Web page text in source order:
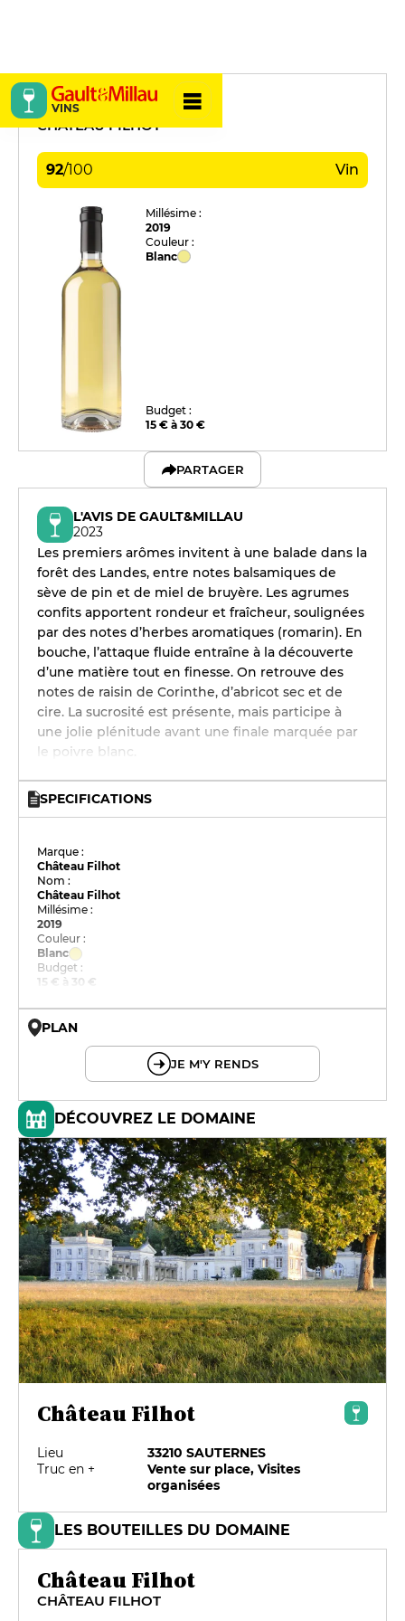
VINS
Château Filhot
CHÂTEAU FILHOT
92/100 Vin
Millésime :
2019
Couleur :
Blanc
Budget :
15 € à 30 €
PARTAGER
L'AVIS DE GAULT&MILLAU
2023
Les premiers arômes invitent à une balade dans la
forêt des Landes, entre notes balsamiques de
sève de pin et de miel de bruyère. Les agrumes
confits apportent rondeur et fraîcheur, soulignées
par des notes d’herbes aromatiques (romarin). En
bouche, l’attaque fluide entraîne à la découverte
d’une matière tout en finesse. On retrouve des
notes de raisin de Corinthe, d’abricot sec et de
cire. La sucrosité est présente, mais participe à
une jolie plénitude avant une finale marquée par
le poivre blanc.
SPECIFICATIONS
Marque :
Château Filhot
Nom :
Château Filhot
Millésime :
2019
Couleur :
Blanc
Budget :
15 € à 30 €
PLAN
JE M'Y RENDS
DÉCOUVREZ LE DOMAINE
Château Filhot
Lieu
33210 SAUTERNES
Truc en +
Vente sur place, Visites
organisées
LES BOUTEILLES DU DOMAINE
Château Filhot
CHÂTEAU FILHOT